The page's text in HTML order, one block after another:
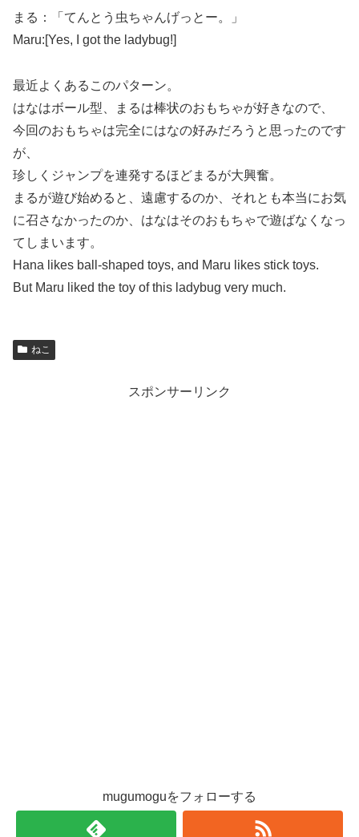
まる：「てんとう虫ちゃんげっとー。」
Maru:[Yes, I got the ladybug!]
最近よくあるこのパターン。
はなはボール型、まるは棒状のおもちゃが好きなので、
今回のおもちゃは完全にはなの好みだろうと思ったのです
が、
珍しくジャンプを連発するほどまるが大興奮。
まるが遊び始めると、遠慮するのか、それとも本当にお気
に召さなかったのか、はなはそのおもちゃで遊ばなくなっ
てしまいます。
Hana likes ball-shaped toys, and Maru likes stick toys.
But Maru liked the toy of this ladybug very much.
ねこ
スポンサーリンク
mugumoguをフォローする